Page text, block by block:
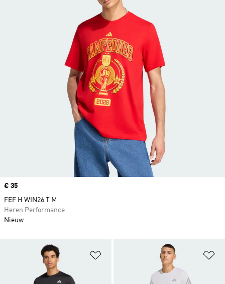
Op verlanglijst zetten
Price
€ 35
FEF H WIN26 T M
Heren Performance
Nieuw